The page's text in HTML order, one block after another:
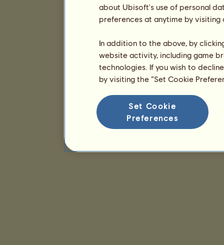
about Ubisoft's use of personal
preferences at anytime by
In addition to the above, by
website activity, including game
technologies. If you wish to
by visiting the “Set Cookie
Set Cookie
Preferences